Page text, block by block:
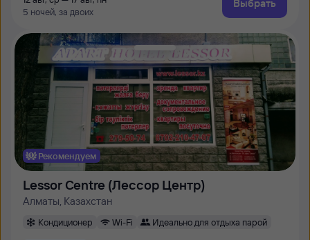
5 ночей, за двоих
Выбрать
Рекомендуем
Lessor Centre (Лессор Центр)
Алматы, Казахстан
Кондиционер Wi-Fi Идеально для отдыха парой